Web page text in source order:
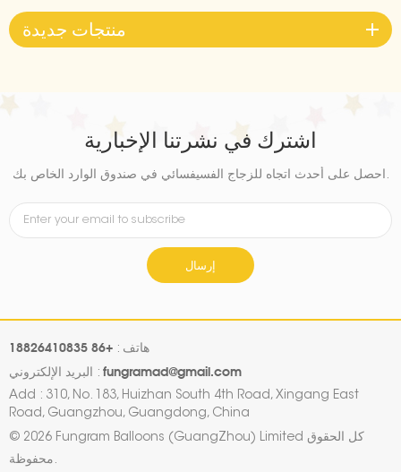
منتجات جديدة
اشترك في نشرتنا الإخبارية
احصل على أحدث اتجاه للزجاج الفسيفسائي في صندوق الوارد الخاص بك.
إرسال
هاتف : +86 18826410835
البريد الإلكتروني : fungramad@gmail.com
Add : 310, No. 183, Huizhan South 4th Road, Xingang East
Road, Guangzhou, Guangdong, China
© 2026 Fungram Balloons (GuangZhou) Limited كل الحقوق
محفوظة.